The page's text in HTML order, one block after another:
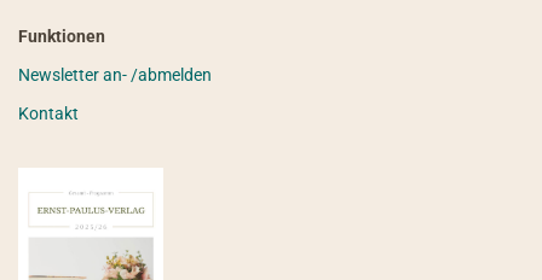
Funktionen
Newsletter an- /abmelden
Kontakt